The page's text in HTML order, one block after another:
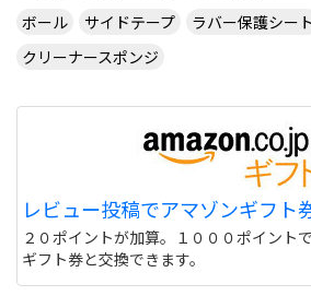
CUSTOM TABLE TENNIS と
http://
サイトは日本からでも購入で
情報は英語で入力する必要が
偽物うってるとこもあるので
しないと危ない 個人輸入とか
る人もいるけど
サイトを見
ボール
サイドテープ ラバー保護シート
クリーナースポンジ
レビュー投稿でアマゾンギフト
２０ポイントが加算。１０００ポイント
ギフト券と交換できます。